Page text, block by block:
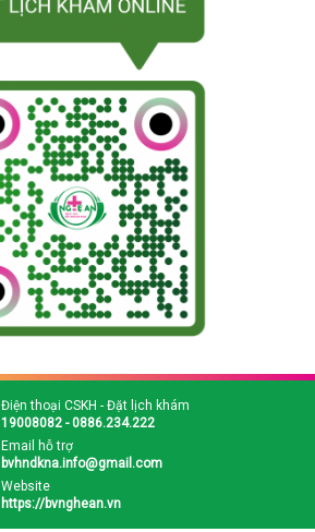
Điện thoại CSKH - Đặt lịch khám
19008082 - 0886.234.222
Email hỗ trợ
bvhndkna.info@gmail.com
Website
https://bvnghean.vn